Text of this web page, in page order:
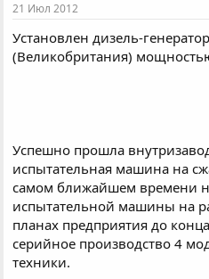
21 Июл 2012
Установлен дизель-
(Великобритания)
Успешно прошла
испытательная машина на
самом ближайшем времени
испытательной машины на
планах предприятия до
серийное производство 4
техники.